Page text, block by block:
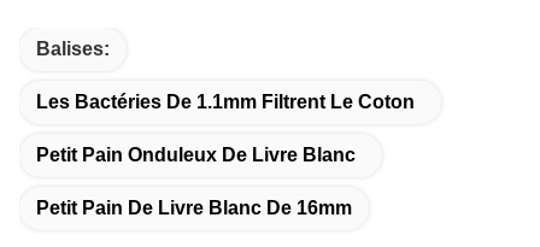
Balises:
Les Bactéries De 1.1mm Filtrent Le Coton
Petit Pain Onduleux De Livre Blanc
Petit Pain De Livre Blanc De 16mm